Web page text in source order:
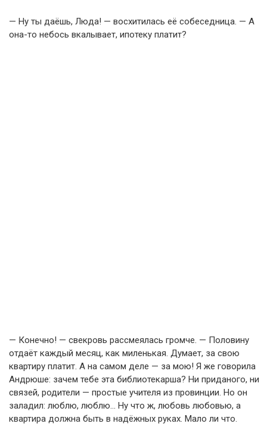
— Ну ты даёшь, Люда! — восхитилась её собеседница. — А
она-то небось вкалывает, ипотеку платит?
— Конечно! — свекровь рассмеялась громче. — Половину
отдаёт каждый месяц, как миленькая. Думает, за свою
квартиру платит. А на самом деле — за мою! Я же говорила
Андрюше: зачем тебе эта библиотекарша? Ни приданого, ни
связей, родители — простые учителя из провинции. Но он
заладил: люблю, люблю… Ну что ж, любовь любовью, а
квартира должна быть в надёжных руках. Мало ли что.